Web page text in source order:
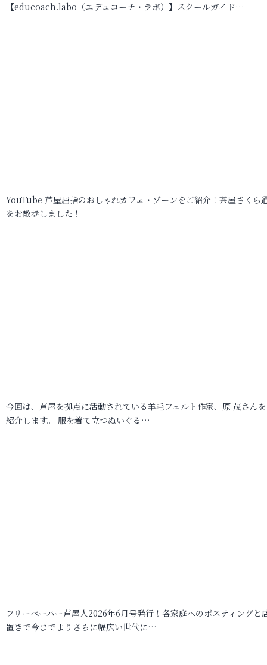
【educoach.labo（エデュコーチ・ラボ）】スクールガイド…
YouTube 芦屋屈指のおしゃれカフェ・ゾーンをご紹介！茶屋さくら
をお散歩しました！
今回は、芦屋を拠点に活動されている羊毛フェルト作家、原 茂さん
紹介します。 服を着て立つぬいぐる…
フリーペーパー芦屋人2026年6月号発行！各家庭へのポスティングと
置きで今までよりさらに幅広い世代に…